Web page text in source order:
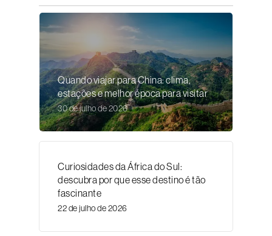
Quando viajar para China: clima,
estações e melhor época para visitar
30 de julho de 2026
Curiosidades da África do Sul:
descubra por que esse destino é tão
fascinante
22 de julho de 2026